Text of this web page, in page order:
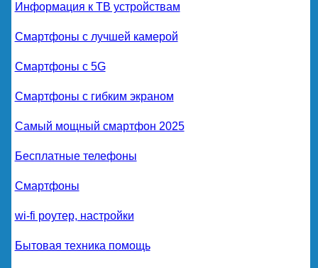
Информация к ТВ устройствам
Смартфоны с лучшей камерой
Смартфоны с 5G
Смартфоны с гибким экраном
Самый мощный смартфон 2025
Бесплатные телефоны
Смартфоны
wi-fi роутер, настройки
Бытовая техника помощь